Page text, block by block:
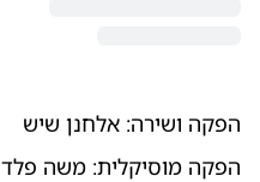
הפקה ושירה: אלחנן שיש
הפקה מוסיקלית: משה פלד